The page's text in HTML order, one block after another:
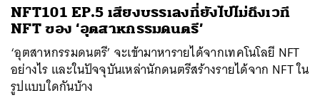
NFT101 EP.5 เสียงบรรเลงที่ยังไปไม่ถึงเวที
NFT ของ ‘อุตสาหกรรมดนตรี’
‘อุตสาหกรรมดนตรี’ จะเข้ามาหารายได้จากเทคโนโลยี NFT
อย่างไร และในปัจจุบันเหล่านักดนตรีสร้างรายได้จาก NFT ใน
รูปแบบใดกันบ้าง